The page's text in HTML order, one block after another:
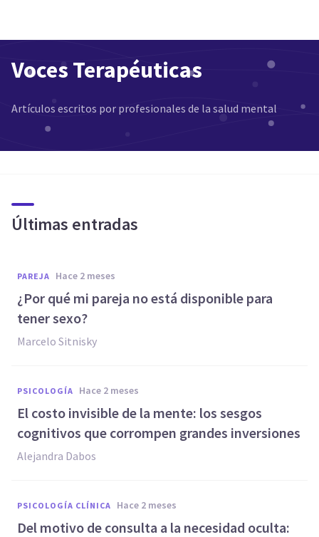
Voces Terapéuticas
Artículos escritos por profesionales de la salud mental
Últimas entradas
PAREJA hace 2 meses
¿Por qué mi pareja no está disponible para
tener sexo?
Marcelo Sitnisky
PSICOLOGÍA hace 2 meses
El costo invisible de la mente: los sesgos
cognitivos que corrompen grandes inversiones
Alejandra Dabos
PSICOLOGÍA CLÍNICA hace 2 meses
Del motivo de consulta a la necesidad oculta: